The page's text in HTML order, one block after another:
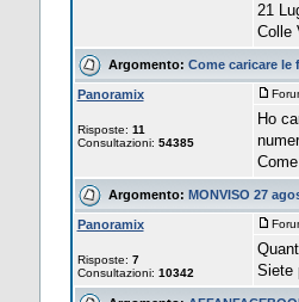
21
Colle
Argomento: Come caricare le
Panoramix
Risposte: 11
Consultazioni: 54385
Ho
Argomento: MONVISO 27
Panoramix
Risposte: 7
Consultazioni: 10342
Siete